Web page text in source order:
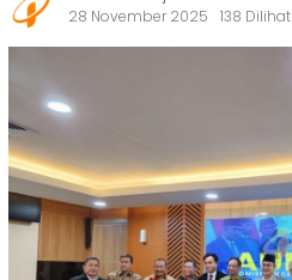
28 November 2025
138 Dilihat